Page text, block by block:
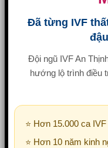
Đã từng IVF
Đội ngũ IVF An
hướng lộ trình điều
⭐ Hơn 15.000 ca
⭐ Hơn 10 năm kinh